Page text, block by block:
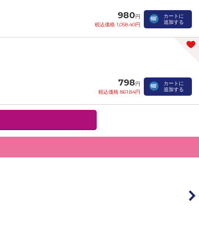
980円
税込価格 1,058.40円
カートに
追加する
798円
税込価格 861.84円
カートに
追加する